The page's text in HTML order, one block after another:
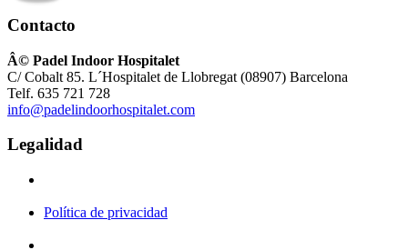
Contacto
Â© Padel Indoor Hospitalet
C/ Cobalt 85. L´Hospitalet de Llobregat (08907) Barcelona
Telf. 635 721 728
info@padelindoorhospitalet.com
Legalidad
Política de privacidad